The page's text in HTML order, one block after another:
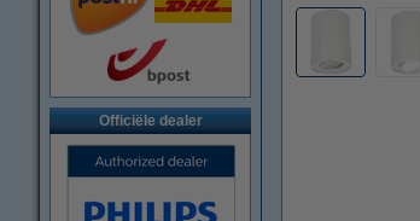
Officiële dealer